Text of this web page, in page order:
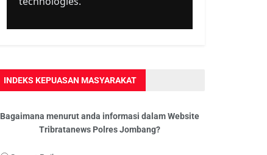
INDEKS KEPUASAN MASYARAKAT
Bagaimana menurut anda informasi dalam Website
Tribratanews Polres Jombang?